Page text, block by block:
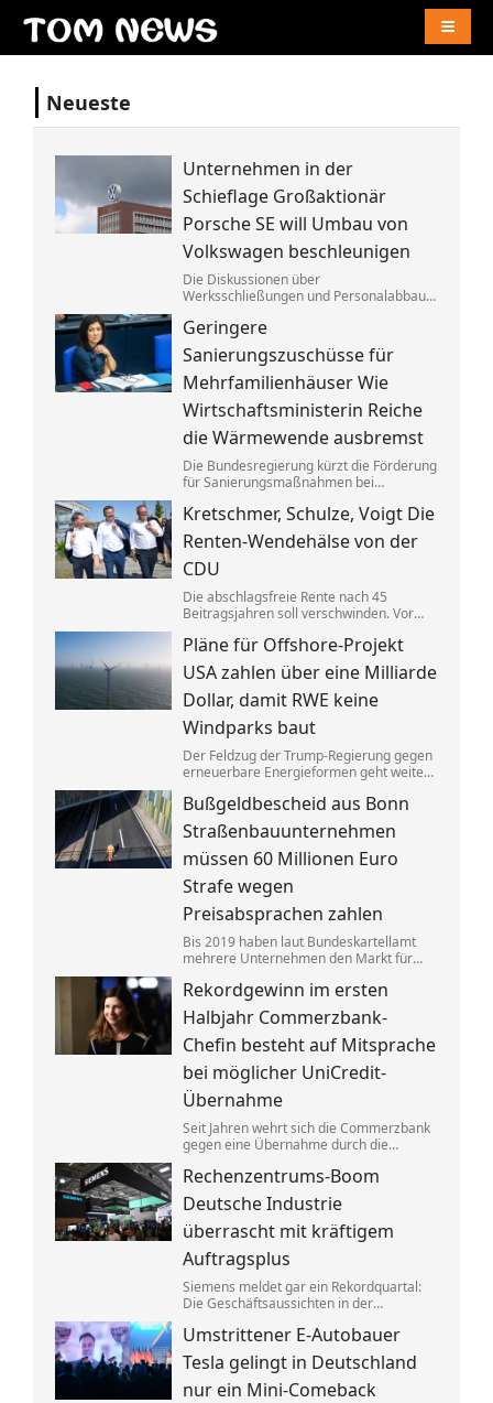
Neueste
Unternehmen in der
Schieflage Großaktionär
Porsche SE will Umbau von
Volkswagen beschleunigen
Die Diskussionen über
Werksschließungen und Personalabbau
Clan zu lange. Die Familie fordert die
Aufgabe von »Denkverboten«.
Geringere
Sanierungszuschüsse für
Mehrfamilienhäuser Wie
Wirtschaftsministerin Reiche
die Wärmewende ausbremst
Die Bundesregierung kürzt die Förderung
für Sanierungsmaßnahmen bei
nicht zuletzt Mieter. Und die Klimaziele
dürften so kaum noch zu erreichen sein.
Kretschmer, Schulze, Voigt Die
Renten-Wendehälse von der
CDU
Die abschlagsfreie Rente nach 45
Beitragsjahren soll verschwinden. Vor
Dabei vertraten die CDU-
Ministerpräsidenten noch vor Kurzem
das Gegenteil dessen, was sie jetzt
sagen.
Pläne für Offshore-Projekt
USA zahlen über eine Milliarde
Dollar, damit RWE keine
Windparks baut
Der Feldzug der Trump-Regierung gegen
erneuerbare Energieformen geht weiter:
in den USA geplante große
Windkraftprojekte auf – gegen eine
üppige Entschädigung.
Bußgeldbescheid aus Bonn
Straßenbauunternehmen
müssen 60 Millionen Euro
Strafe wegen
Preisabsprachen zahlen
Bis 2019 haben laut Bundeskartellamt
mehrere Unternehmen den Markt für
aufgeteilt. Um die verbotenen
Absprachen zu verschleiern, wurden
Codewörter verwendet.
Rekordgewinn im ersten
Halbjahr Commerzbank-
Chefin besteht auf Mitsprache
bei möglicher UniCredit-
Übernahme
Seit Jahren wehrt sich die Commerzbank
gegen eine Übernahme durch die
kräftiger Gewinnsprung sorgt für neues
Selbstbewusstsein.
Rechenzentrums-Boom
Deutsche Industrie
überrascht mit kräftigem
Auftragsplus
Siemens meldet gar ein Rekordquartal:
Die Geschäftsaussichten in der
spürbar verbessert. Dahinter stecken
jedoch vor allem Großaufträge, teils auch
aus Übersee.
Umstrittener E-Autobauer
Tesla gelingt in Deutschland
nur ein Mini-Comeback